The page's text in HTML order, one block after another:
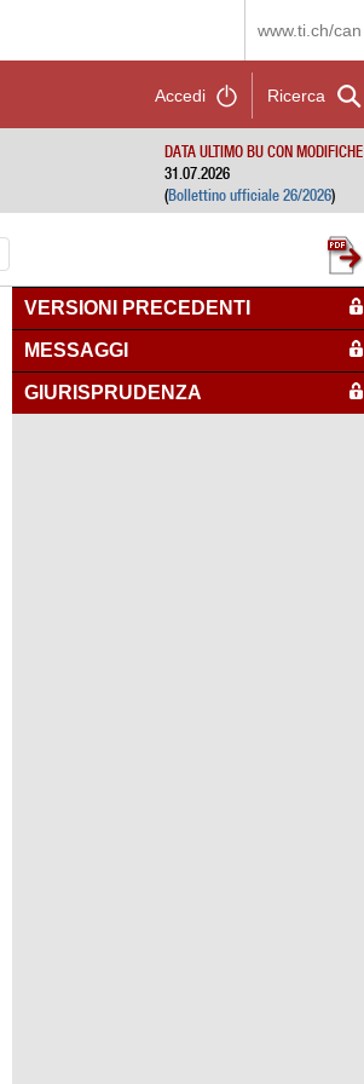
www.ti.ch/can
Ricerca
Accedi
DATA ULTIMO BU CON MODIFICHE
31.07.2026
(Bollettino ufficiale 26/2026)
VERSIONI PRECEDENTI
MESSAGGI
GIURISPRUDENZA